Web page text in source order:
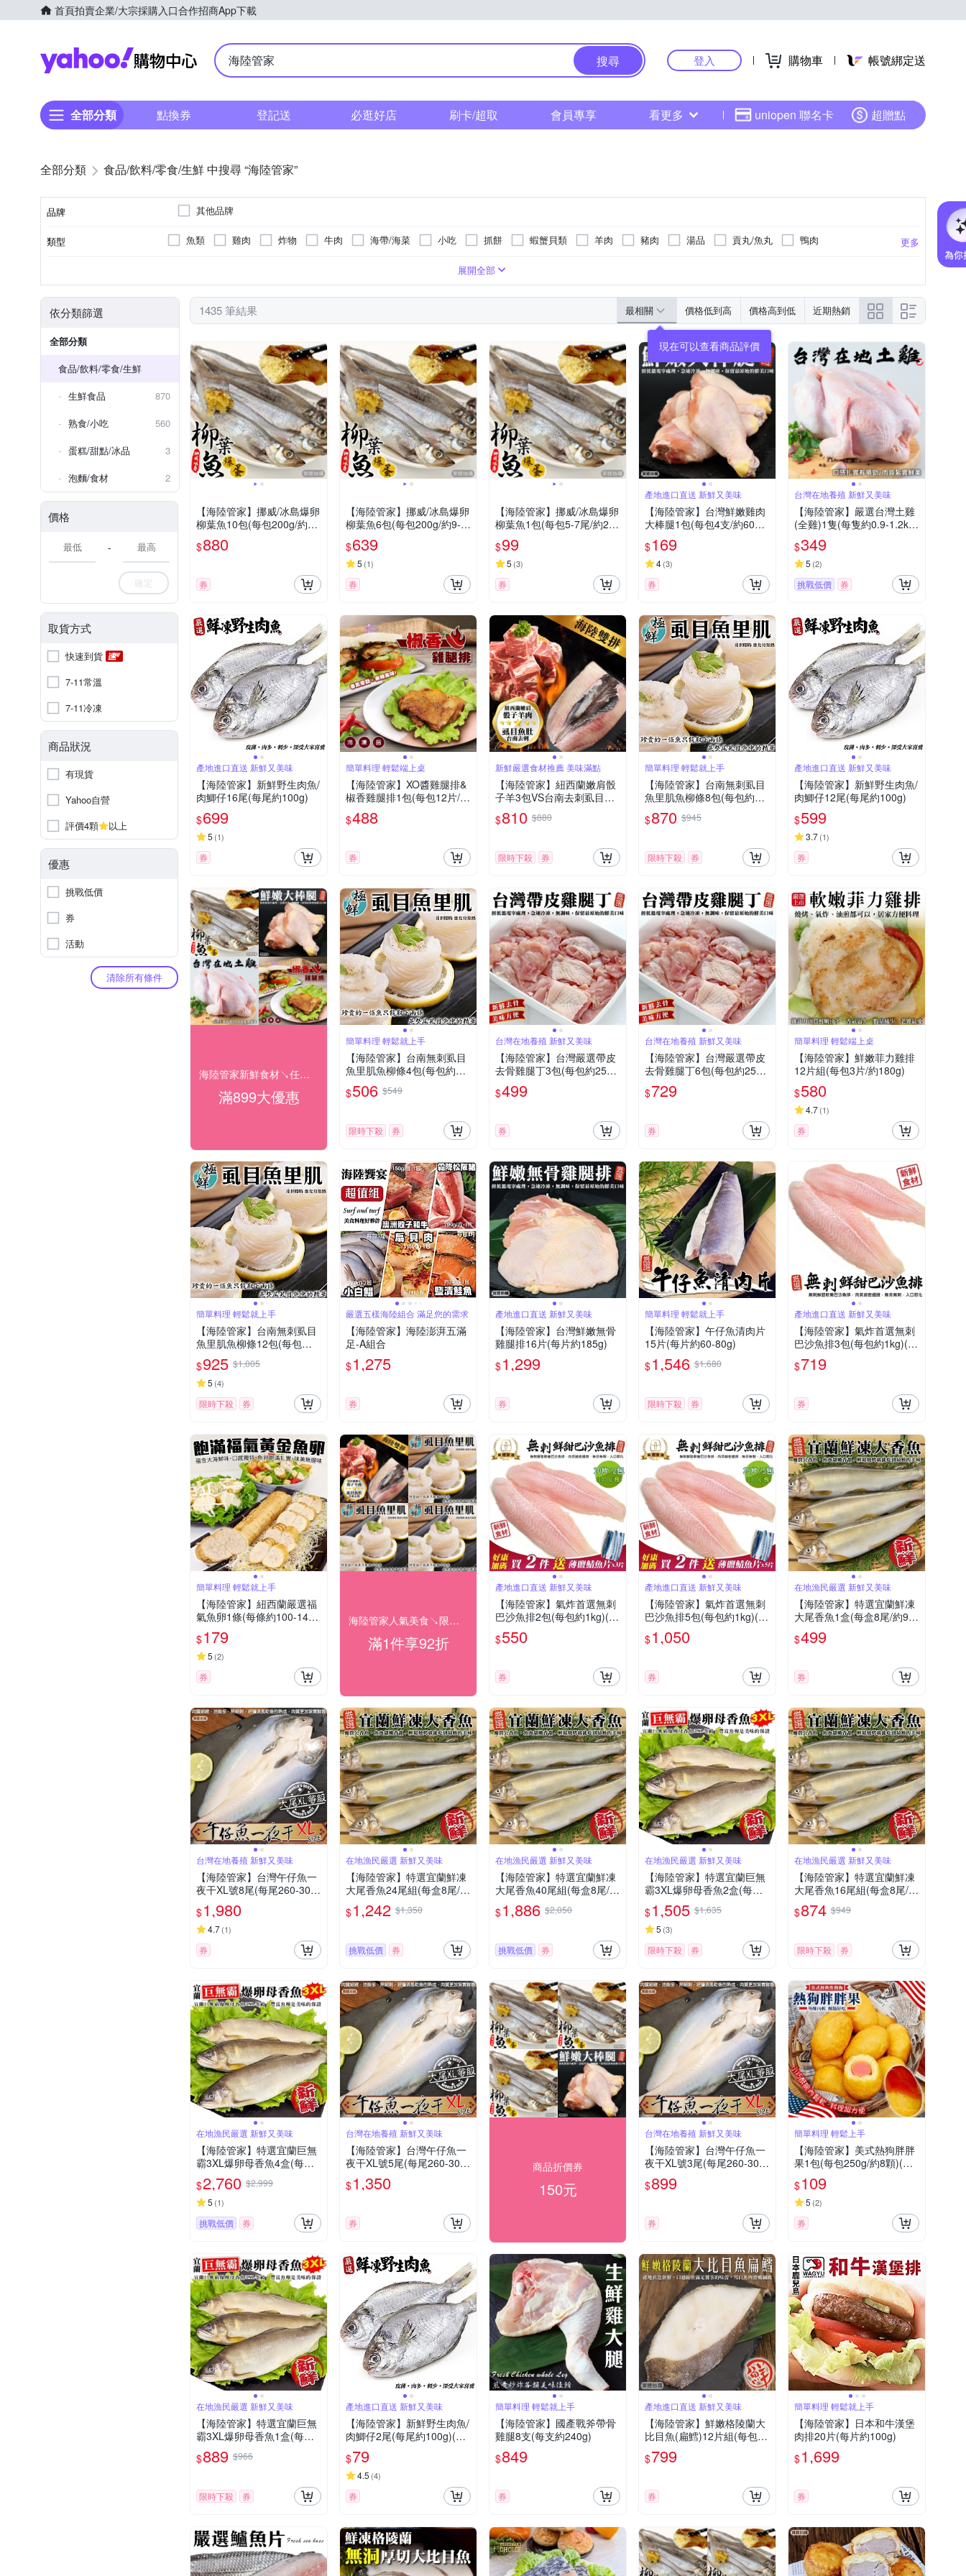
首頁拍賣企業/大宗採購入口合作招商App下載
Yahoo購物中心
搜尋 登入 購物車 帳號綁定送
全部分類 點換券 登記送 必逛好店 刷卡/超取 會員專享 看更多 uniopen 聯名卡 超贈點
全部分類 食品/飲料/零食/生鮮 中搜尋 “海陸管家”
品牌 其他品牌
類型 更多
魚類 雞肉 炸物 牛肉 海帶/海菜 小吃 抓餅 蝦蟹貝類 羊肉 豬肉 湯品 貢丸/魚丸
鴨肉
涼拌小菜
水果
甜湯 其他生鮮及組合 其他加工品
肉串
羊 其他肉品
浙江粵式
02-828719 02-82871797
02-82871798
展開全部
依分類篩選
全部分類
食品/飲料/零食/生鮮
生鮮食品
870
熟食/小吃
560
蛋糕/甜點/冰品
3
泡麵/食材
2
價格
-
確定
取貨方式
快速到貨
7-11常溫
7-11冷凍
商品狀況
有現貨
Yahoo自營
評價4顆
以上
優惠
挑戰低價
券
活動
清除所有條件
1435 筆結果 最相關 價格低到高 價格高到低 近期熱銷
【海陸管家】挪威/冰島爆卵
柳葉魚10包(每包200g/約9-
13尾)
$880
券
【海陸管家】挪威/冰島爆卵
柳葉魚6包(每包200g/約9-1
3尾)
$639
5 (1)
券
【海陸管家】挪威/冰島爆卵
柳葉魚1包(每包5-7尾/約200
g)(滿額)
$99
5 (3)
券
產地進口直送 新鮮又美味
【海陸管家】台灣鮮嫩雞肉
大棒腿1包(每包4支/約600g)
(滿額)
$169
4(3)
券
台灣在地養殖 新鮮又美味
【海陸管家】嚴選台灣土雞
(全雞)1隻(每隻約0.9-1.2kg)
(滿額)
$349
5 (2)
挑戰低價 券
產地進口直送 新鮮又美味
【海陸管家】新鮮野生肉魚/
肉鯽仔16尾(每尾約100g)
$699
5 (1)
券
簡單料理 輕鬆端上桌
【海陸管家】XO醬雞腿排&
椒香雞腿排1包(每包12片/約
960g)(滿額)
$488
券
新鮮嚴選食材推薦 美味滿點
【海陸管家】紐西蘭嫩肩骰
子羊3包VS台南去刺虱目魚
肚3片組
$810 $880
限時下殺 券
簡單料理 輕鬆就上手
【海陸管家】台南無刺虱目
魚里肌魚柳條8包(每包約30
0g)
$870 $945
限時下殺 券
產地進口直送 新鮮又美味
【海陸管家】新鮮野生肉魚/
肉鯽仔12尾(每尾約100g)
$599
3.7(1)
券
海陸管家新鮮食材↘任選899免運
滿899大優惠
簡單料理 輕鬆就上手
【海陸管家】台南無刺虱目
魚里肌魚柳條4包(每包約30
0g)
$506 $549
限時下殺 券
台灣在地養殖 新鮮又美味
【海陸管家】台灣嚴選帶皮
去骨雞腿丁3包(每包約250
$499
券
台灣在地養殖 新鮮又美味
【海陸管家】台灣嚴選帶皮
去骨雞腿丁6包(每包約250
g)
$729
券
簡單料理 輕鬆端上桌
【海陸管家】鮮嫩菲力雞排
12片組(每包3片/約180g)
$580
4.7(1)
券
簡單料理 輕鬆就上手
【海陸管家】台南無刺虱目
魚里肌魚柳條12包(每包約3
00g)
$925 $1,005
5 (4)
限時下殺 券
嚴選五樣海陸組合 滿足您的需求
【海陸管家】海陸澎湃五滿
足-A組合
$1,275
券
產地進口直送 新鮮又美味
【海陸管家】台灣鮮嫩無骨
雞腿排16片(每片約185g)
$1,299
券
簡單料理 輕鬆就上手
【海陸管家】午仔魚清肉片
15片(每片約60-80g)
$1,546 $1,680
限時下殺 券
產地進口直送 新鮮又美味
【海陸管家】氣炸首選無刺
巴沙魚排3包(每包約1kg)(滿
2件贈牛排)
$719
券
簡單料理 輕鬆就上手
【海陸管家】紐西蘭嚴選福
氣魚卵1條(每條約100-140
g)(滿額)
$179
5 (2)
券
海陸管家人氣美食↘限時92折
滿1件享92折
產地進口直送 新鮮又美味
【海陸管家】氣炸首選無刺
巴沙魚排2包(每包約1kg)(滿
2件贈鯖魚)
$550
券
產地進口直送 新鮮又美味
【海陸管家】氣炸首選無刺
巴沙魚排5包(每包約1kg)(滿
2件贈鯖魚)
$1,050
券
在地漁民嚴選 新鮮又美味
【海陸管家】特選宜蘭鮮凍
大尾香魚1盒(每盒8尾/約92
0g)(滿額)
$499
券
台灣在地養殖 新鮮又美味
【海陸管家】台灣午仔魚一
夜干XL號8尾(每尾260-300
$1,980
4.7(1)
券
在地漁民嚴選 新鮮又美味
【海陸管家】特選宜蘭鮮凍
大尾香魚24尾組(每盒8尾/約
920g)
$1,242 $1,350
挑戰低價 券
在地漁民嚴選 新鮮又美味
【海陸管家】特選宜蘭鮮凍
大尾香魚40尾組(每盒8尾/約
920g)
$1,886 $2,050
挑戰低價 券
在地漁民嚴選 新鮮又美味
【海陸管家】特選宜蘭巨無
霸3XL爆卵母香魚2盒(每盒3
-5尾/約920g)
$1,505 $1,635
5 (3)
限時下殺 券
在地漁民嚴選 新鮮又美味
【海陸管家】特選宜蘭鮮凍
大尾香魚16尾組(每盒8尾/約
920g)
$874 $949
限時下殺 券
在地漁民嚴選 新鮮又美味
【海陸管家】特選宜蘭巨無
霸3XL爆卵母香魚4盒(每盒3
-5尾/約920g)
$2,760 $2,999
5 (1)
挑戰低價 券
台灣在地養殖 新鮮又美味
【海陸管家】台灣午仔魚一
夜干XL號5尾(每尾260-300
$1,350
券
商品折價券
150元
台灣在地養殖 新鮮又美味
【海陸管家】台灣午仔魚一
夜干XL號3尾(每尾260-300
g)
$899
券
簡單料理 輕鬆上手
【海陸管家】美式熱狗胖胖
果1包(每包250g/約8顆)(滿
額)
$109
5 (2)
券
在地漁民嚴選 新鮮又美味
【海陸管家】特選宜蘭巨無
霸3XL爆卵母香魚1盒(每盒3
-5尾/約920g)
$889 $966
限時下殺 券
產地進口直送 新鮮又美味
【海陸管家】新鮮野生肉魚/
肉鯽仔2尾(每尾約100g)(滿
額)
$79
4.5 (4)
券
簡單料理 輕鬆就上手
【海陸管家】國產戰斧帶骨
雞腿8支(每支約240g)
$849
券
產地進口直送 新鮮又美味
【海陸管家】鮮嫩格陵蘭大
比目魚(扁鱈)12片組(每包3
片/250-300g)
$799
券
簡單料理 輕鬆就上手
【海陸管家】日本和牛漢堡
肉排20片(每片約100g)
$1,699
券